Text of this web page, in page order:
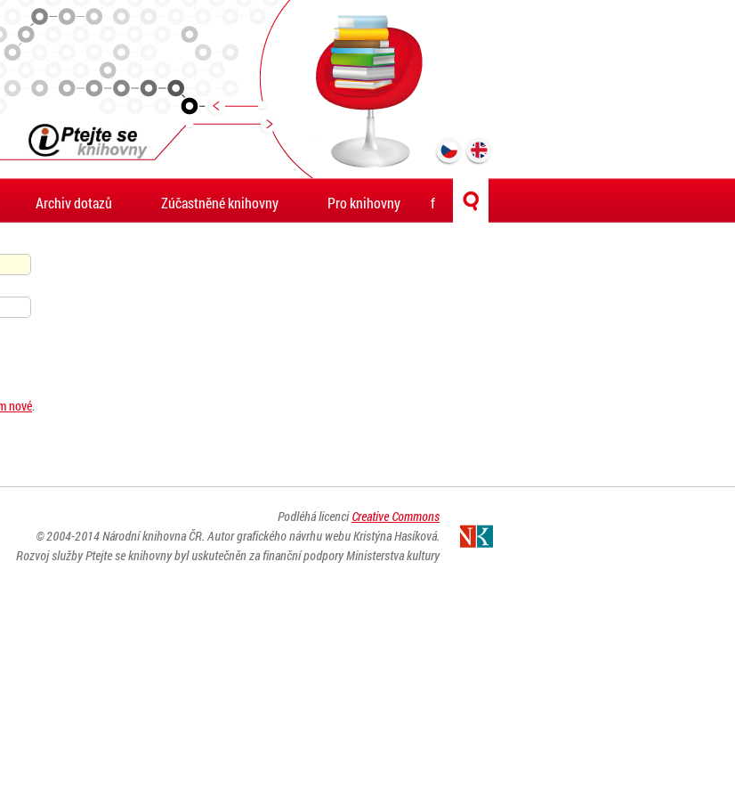
Archiv dotazů Zúčastněné knihovny Pro knihovny f
nové.
Podléhá licenciCreative Commons
© 2004-2014Národní knihovna ČR. Autor grafického návrhu webu Kristýna Hasíková.
Rozvoj služby Ptejte se knihovny byl uskutečněn za finanční podpory Ministerstva kultury